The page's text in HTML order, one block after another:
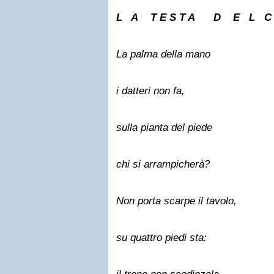
L A T E S T A D E L C H
La palma della mano
i datteri non fa,
sulla pianta del piede
chi si arrampicherà?
Non porta scarpe il tavolo,
su quattro piedi sta: